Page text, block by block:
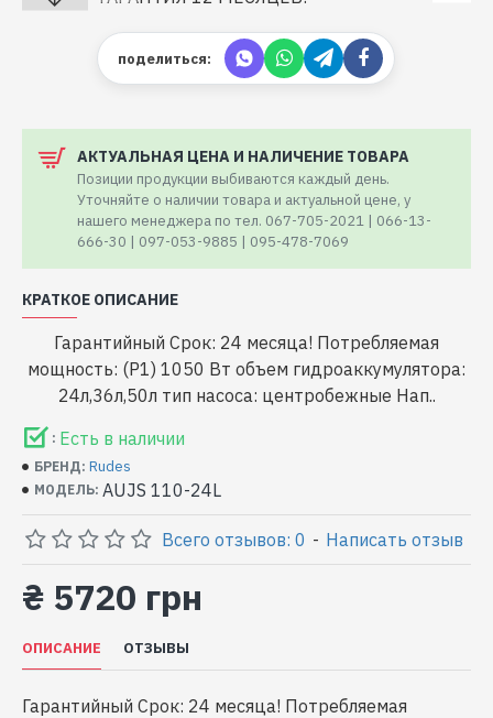
поделиться:
АКТУАЛЬНАЯ ЦЕНА И НАЛИЧЕНИЕ ТОВАРА
Позиции продукции выбиваются каждый день.
Уточняйте о наличии товара и актуальной цене, у
нашего менеджера по тел. 067-705-2021 | 066-13-
666-30 | 097-053-9885 | 095-478-7069
КРАТКОЕ ОПИСАНИЕ
Гарантийный Срок: 24 месяца! Потребляемая
мощность: (P1) 1050 Вт объем гидроаккумулятора:
24л,36л,50л тип насоса: центробежные Нап..
: Есть в наличии
БРЕНД: Rudes
МОДЕЛЬ: AUJS 110-24L
Всего отзывов: 0 - Написать отзыв
₴ 5720 грн
ОПИСАНИЕ ОТЗЫВЫ
Гарантийный Срок: 24 месяца! Потребляемая